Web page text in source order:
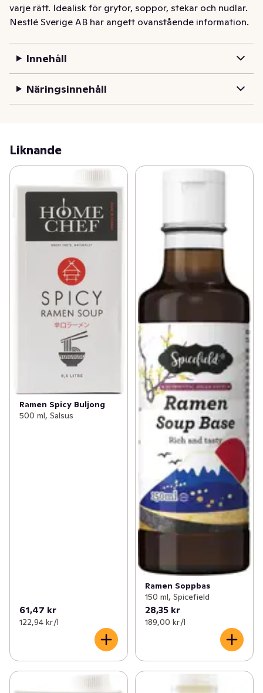
varje rätt. Idealisk för grytor, soppor, stekar och nudlar.
Nestlé Sverige AB har angett ovanstående information.
Innehåll
Näringsinnehåll
Liknande
Ramen Spicy Buljong
500 ml, Salsus
61,47 kr
122,94 kr /l
Ramen Soppbas
150 ml, Spicefield
28,35 kr
189,00 kr /l